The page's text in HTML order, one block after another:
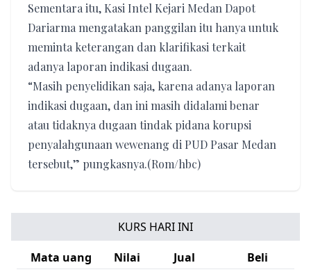
Sementara itu, Kasi Intel Kejari Medan Dapot
Dariarma mengatakan panggilan itu hanya untuk
meminta keterangan dan klarifikasi terkait
adanya laporan indikasi dugaan.
“Masih penyelidikan saja, karena adanya laporan
indikasi dugaan, dan ini masih didalami benar
atau tidaknya dugaan tindak pidana korupsi
penyalahgunaan wewenang di PUD Pasar Medan
tersebut,” pungkasnya.(Rom/hbc)
KURS HARI INI
Mata uang
Nilai Jual
Beli